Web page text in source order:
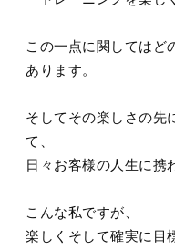
この一点に関してはど
あります。
そしてその楽しさの先
て、
日々お客様の人生に携
こんな私ですが、
楽しくそして確実に目